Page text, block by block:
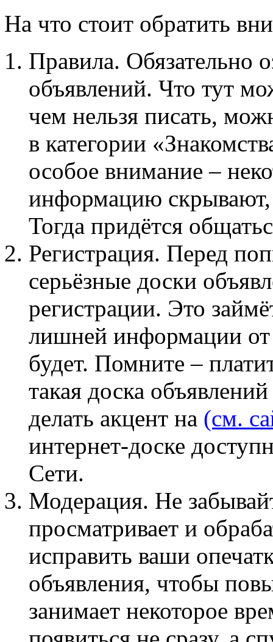
На что стоит обратить
Правила. Обязательно
объявлений. Что тут
чем нельзя писать,
в категории
особое внимание –
информацию скрывают,
Тогда придётся
Регистрация. Перед
серьёзные доски
регистрации. Это
лишней информации от
будет. Помните –
такая доска
делать акцент на (см.
интернет-доске
Сети.
Модерация. Не
просматривает и
исправить ваши
объявления, чтобы
занимает некоторое